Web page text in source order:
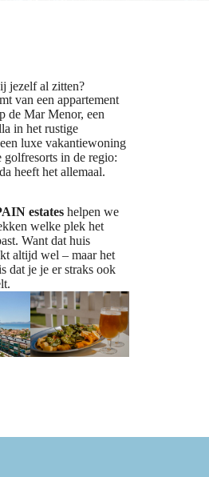
jezelf al zitten?
van een appartement
de Mar Menor, een
in het rustige
luxe vakantiewoning
golfresorts in de regio:
heeft het allemaal.
estates helpen we
welke plek het
Want dat huis
altijd wel – maar het
dat je je er straks ook